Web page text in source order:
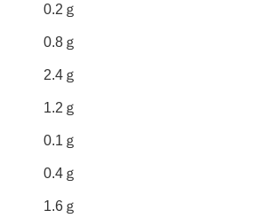
0.2ｇ
0.8ｇ
ｇ
ｇ
ｇ
0.4ｇ
1.6ｇ